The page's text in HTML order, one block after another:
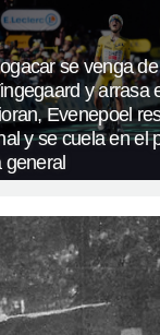
se venga de
y arrasa
Evenepoel
y se cuela en el
general